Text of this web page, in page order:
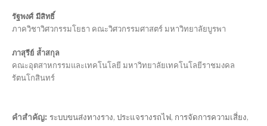
รัฐพงศ์ มีสิทธิ์
ภาควิชาวิศวกรรมโยธา คณะวิศวกรรมศาสตร์ มหาวิทยาลัยบูรพา
ภาสุรีย์ ล้ำสกุล
คณะอุตสาหกรรมและเทคโนโลยี มหาวิทยาลัยเทคโนโลยีราชมงคล
รัตนโกสินทร์
คำสำคัญ: ระบบขนส่งทางราง, ประแจรางรถไฟ, การจัดการความเสี่ยง,